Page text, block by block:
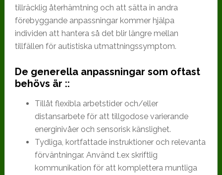
tillräcklig återhämtning och att sätta in andra
förebyggande anpassningar kommer hjälpa
individen att hantera så det blir längre mellan
tillfällen för autistiska utmattningssymptom.
De generella anpassningar som oftast
behövs är ::
Tillåt flexibla arbetstider och/eller
distansarbete för att tillgodose varierande
energinivåer och sensorisk känslighet.
Tydliga, kortfattade instruktioner och relevanta
förväntningar. Använd t.ex skriftlig
kommunikation för att komplettera muntliga